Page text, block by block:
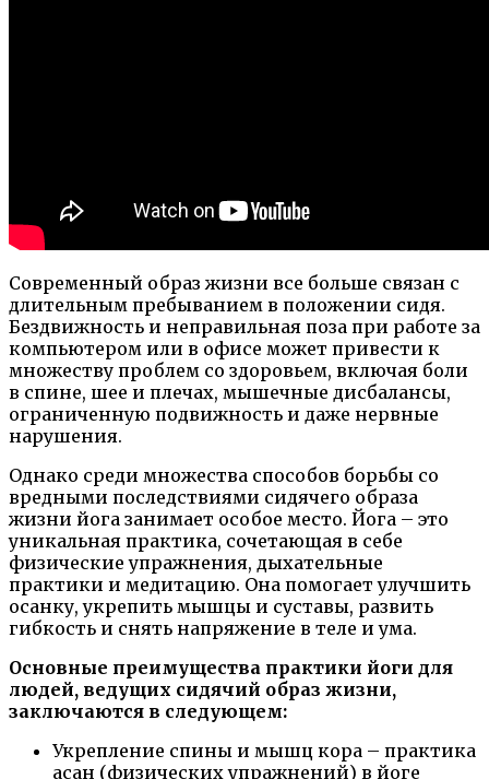
Современный образ жизни все больше связан с
длительным пребыванием в положении сидя.
Бездвижность и неправильная поза при работе за
компьютером или в офисе может привести к
множеству проблем со здоровьем, включая боли
в спине, шее и плечах, мышечные дисбалансы,
ограниченную подвижность и даже нервные
нарушения.
Однако среди множества способов борьбы со
вредными последствиями сидячего образа
жизни йога занимает особое место. Йога – это
уникальная практика, сочетающая в себе
физические упражнения, дыхательные
практики и медитацию. Она помогает улучшить
осанку, укрепить мышцы и суставы, развить
гибкость и снять напряжение в теле и ума.
Основные преимущества практики йоги для
людей, ведущих сидячий образ жизни,
заключаются в следующем:
Укрепление спины и мышц кора – практика
асан (физических упражнений) в йоге